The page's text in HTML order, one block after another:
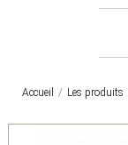
Accueil Les produits